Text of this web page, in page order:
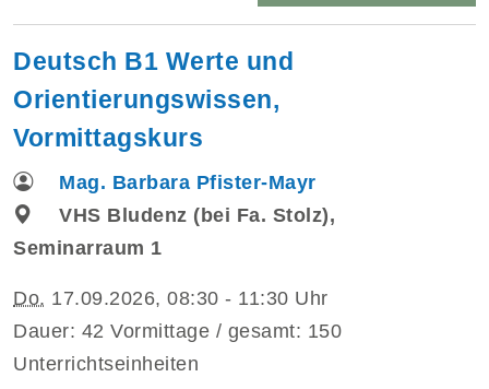
Deutsch B1 Werte und
Orientierungswissen,
Vormittagskurs
Mag. Barbara Pfister-Mayr
VHS Bludenz (bei Fa. Stolz),
Seminarraum 1
Do. 17.09.2026, 08:30 - 11:30 Uhr
Dauer: 42 Vormittage / gesamt: 150
Unterrichtseinheiten